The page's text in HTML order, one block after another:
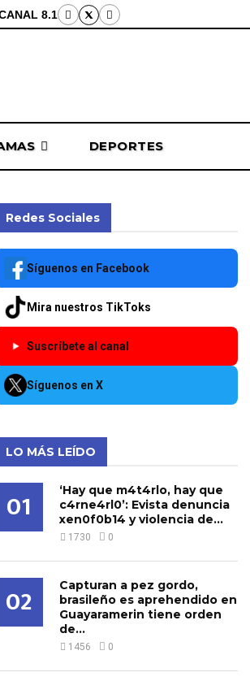
8.1
DEPORTES
Redes Sociales
Síguenos en Facebook
Mira nuestros TikToks
Suscríbete al canal
Síguenos en X
LO MÁS LEÍDO
01
‘Hay que m4t4rlo, hay que
c4rne4rl0’: Evista denuncia
xen0f0b14 y violencia de...
1730 0
02
Capturan a pez gordo,
brasileño es aprehendido en
Guayaramerin tiene orden
de...
1456 0